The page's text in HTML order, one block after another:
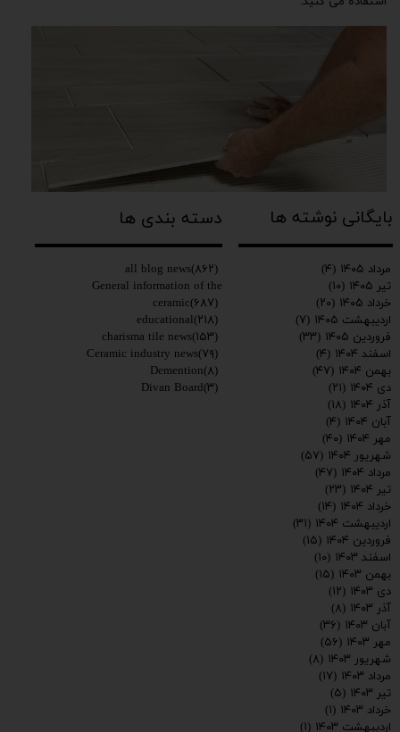
بایگانی نوشته ها دسته بندی ها
all blog news(۸۶۲)
General information of the
ceramic(۶۸۷)
educational(۲۱۸)
charisma tile news(۱۵۳)
Ceramic industry news(۷۹)
Demention(۸)
Divan Board(۳)
مرداد ۱۴۰۵
(۴)
تیر ۱۴۰۵
(۱۰)
خرداد ۱۴۰۵
(۲۰)
اردیبهشت ۱۴۰۵
(۷)
فروردین ۱۴۰۵
(۳۳)
اسفند ۱۴۰۴
(۴)
بهمن ۱۴۰۴
(۴۷)
دی ۱۴۰۴
(۲۱)
آذر ۱۴۰۴
(۱۸)
آبان ۱۴۰۴
(۴)
مهر ۱۴۰۴
(۴۰)
شهریور ۱۴۰۴
(۵۷)
مرداد ۱۴۰۴
(۴۷)
تیر ۱۴۰۴
(۲۳)
خرداد ۱۴۰۴
(۱۴)
اردیبهشت ۱۴۰۴
(۳۱)
فروردین ۱۴۰۴
(۱۵)
اسفند ۱۴۰۳
(۱۰)
بهمن ۱۴۰۳
(۱۵)
دی ۱۴۰۳
(۱۲)
آذر ۱۴۰۳
(۸)
آبان ۱۴۰۳
(۳۶)
مهر ۱۴۰۳
(۵۶)
شهریور ۱۴۰۳
(۸)
مرداد ۱۴۰۳
(۱۷)
تیر ۱۴۰۳
(۵)
خرداد ۱۴۰۳
(۱)
اردیبهشت ۱۴۰۳
(۱)